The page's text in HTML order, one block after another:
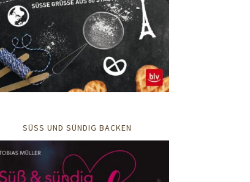
SÜSS UND SÜNDIG BACKEN